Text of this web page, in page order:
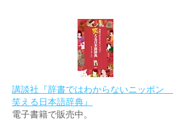
講談社『辞書ではわからないニッポン
笑える日本語辞典』
電子書籍で販売中。